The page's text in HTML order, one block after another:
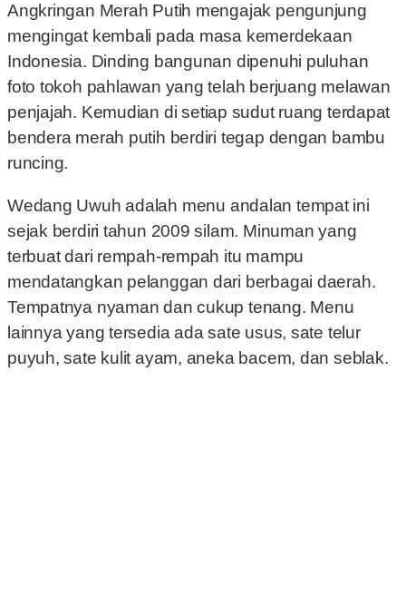
Angkringan Merah Putih mengajak pengunjung
mengingat kembali pada masa kemerdekaan
Indonesia. Dinding bangunan dipenuhi puluhan
foto tokoh pahlawan yang telah berjuang melawan
penjajah. Kemudian di setiap sudut ruang terdapat
bendera merah putih berdiri tegap dengan bambu
runcing.
Wedang Uwuh adalah menu andalan tempat ini
sejak berdiri tahun 2009 silam. Minuman yang
terbuat dari rempah-rempah itu mampu
mendatangkan pelanggan dari berbagai daerah.
Tempatnya nyaman dan cukup tenang. Menu
lainnya yang tersedia ada sate usus, sate telur
puyuh, sate kulit ayam, aneka bacem, dan seblak.